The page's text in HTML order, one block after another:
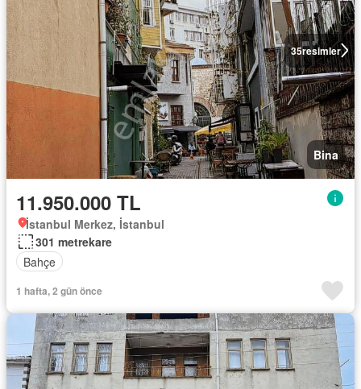
35resimler
Bina
11.950.000 TL
İstanbul Merkez, İstanbul
301 metrekare
Bahçe
1 hafta, 2 gün önce